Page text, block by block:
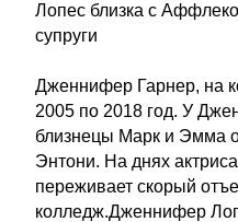
Лопес близка с
супруги
Дженнифер Гарнер, на
2005 по 2018 год. У
близнецы Марк и Эмма
Энтони. На днях
переживает скорый
колледж.Дженнифер